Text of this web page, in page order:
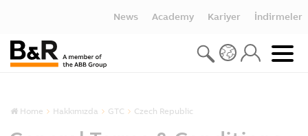
News Academy Kariyer İndirmeler
Home Hakkımızda GTC Czech Republic